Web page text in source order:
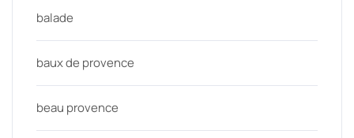
balade
baux de provence
beau provence